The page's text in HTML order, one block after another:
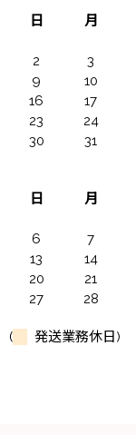
日
月
2
3
9
10
16
17
23
24
30
31
日
月
6
7
13
14
20
21
27
28
( 発送業務休日)